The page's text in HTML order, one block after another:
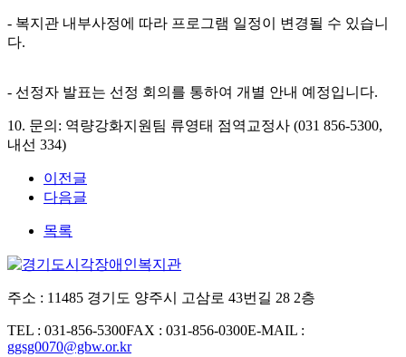
- 복지관 내부사정에 따라 프로그램 일정이 변경될 수 있습니
다.
- 선정자 발표는 선정 회의를 통하여 개별 안내 예정입니다.
10. 문의: 역량강화지원팀 류영태 점역교정사 (031 856-5300,
내선 334)
이전글
다음글
목록
주소 : 11485 경기도 양주시 고삼로 43번길 28 2층
TEL : 031-856-5300FAX : 031-856-0300E-MAIL :
ggsg0070@gbw.or.kr